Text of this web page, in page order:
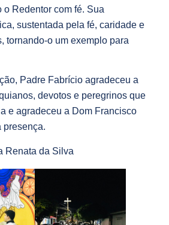
Redentor com fé. Sua
sustentada pela fé, caridade e
tornando-o um exemplo para
Padre Fabrício agradeceu a
devotos e peregrinos que
e agradeceu a Dom Francisco
presença.
Renata da Silva